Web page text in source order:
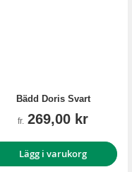
Bädd Doris Svart
fr. 269,00 kr
Lägg i varukorg